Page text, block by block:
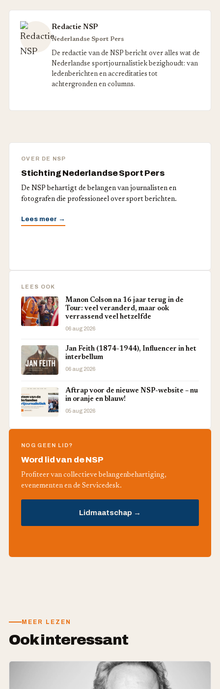
Redactie NSP
Nederlandse Sport Pers
De redactie van de NSP bericht over alles wat de
Nederlandse sportjournalistiek bezighoudt: van
ledenberichten en accreditaties tot
achtergronden en columns.
OVER DE NSP
Stichting Nederlandse Sport Pers
De NSP behartigt de belangen van journalisten en
fotografen die professioneel over sport berichten.
Lees meer →
LEES OOK
Manon Colson na 16 jaar terug in de
Tour: veel veranderd, maar ook
verrassend veel hetzelfde
06 aug 2026
Jan Feith (1874-1944), Influencer in het
interbellum
06 aug 2026
Aftrap voor de nieuwe NSP-website – nu
in oranje en blauw!
05 aug 2026
NOG GEEN LID?
Word lid van de NSP
Profiteer van collectieve belangenbehartiging,
evenementen en de Servicedesk.
Lidmaatschap →
MEER LEZEN
Ook interessant